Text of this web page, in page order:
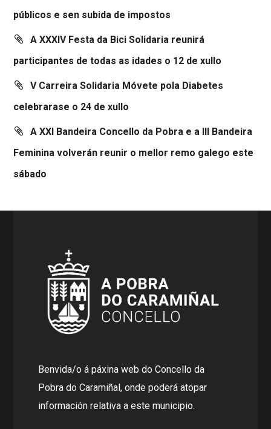
públicos e sen subida de impostos
A XXXIV Festa da Bici Solidaria reunirá
participantes de todas as idades o 12 de xullo
V Carreira Solidaria Móvete pola Diabetes
celebrarase o 24 de xullo
A XXI Bandeira Concello da Pobra e a III Bandeira
Feminina volverán reunir o mellor remo galego este
sábado
Benvida/o á páxina web do Concello da
Pobra do Caramiñal, onde poderá atopar
información relativa a este municipio.